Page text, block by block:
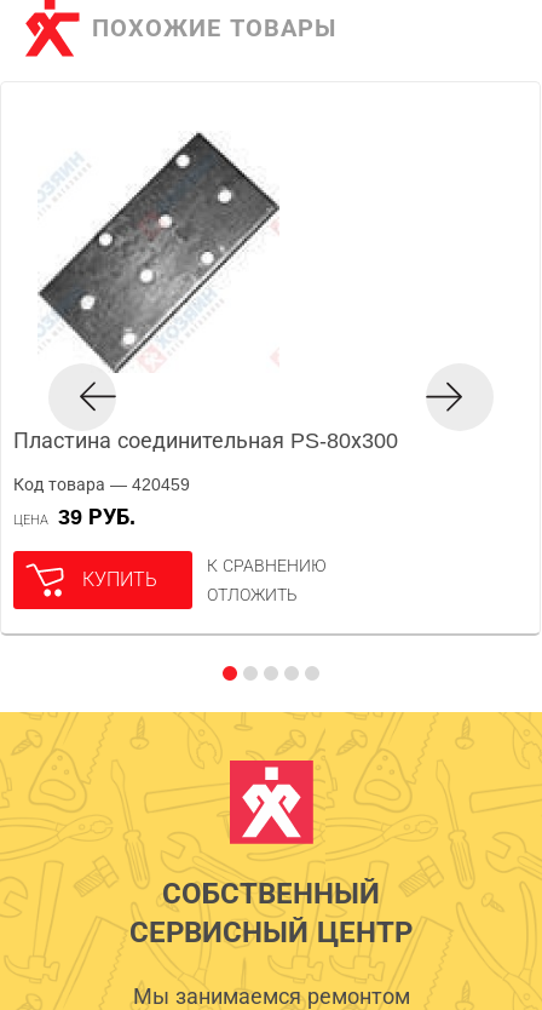
ПОХОЖИЕ ТОВАРЫ
Пластина соединительная PS-80х300
Код товара — 420459
ЦЕНА 39 РУБ.
КУПИТЬ
К СРАВНЕНИЮ
ОТЛОЖИТЬ
СОБСТВЕННЫЙ
СЕРВИСНЫЙ ЦЕНТР
Мы занимаемся ремонтом